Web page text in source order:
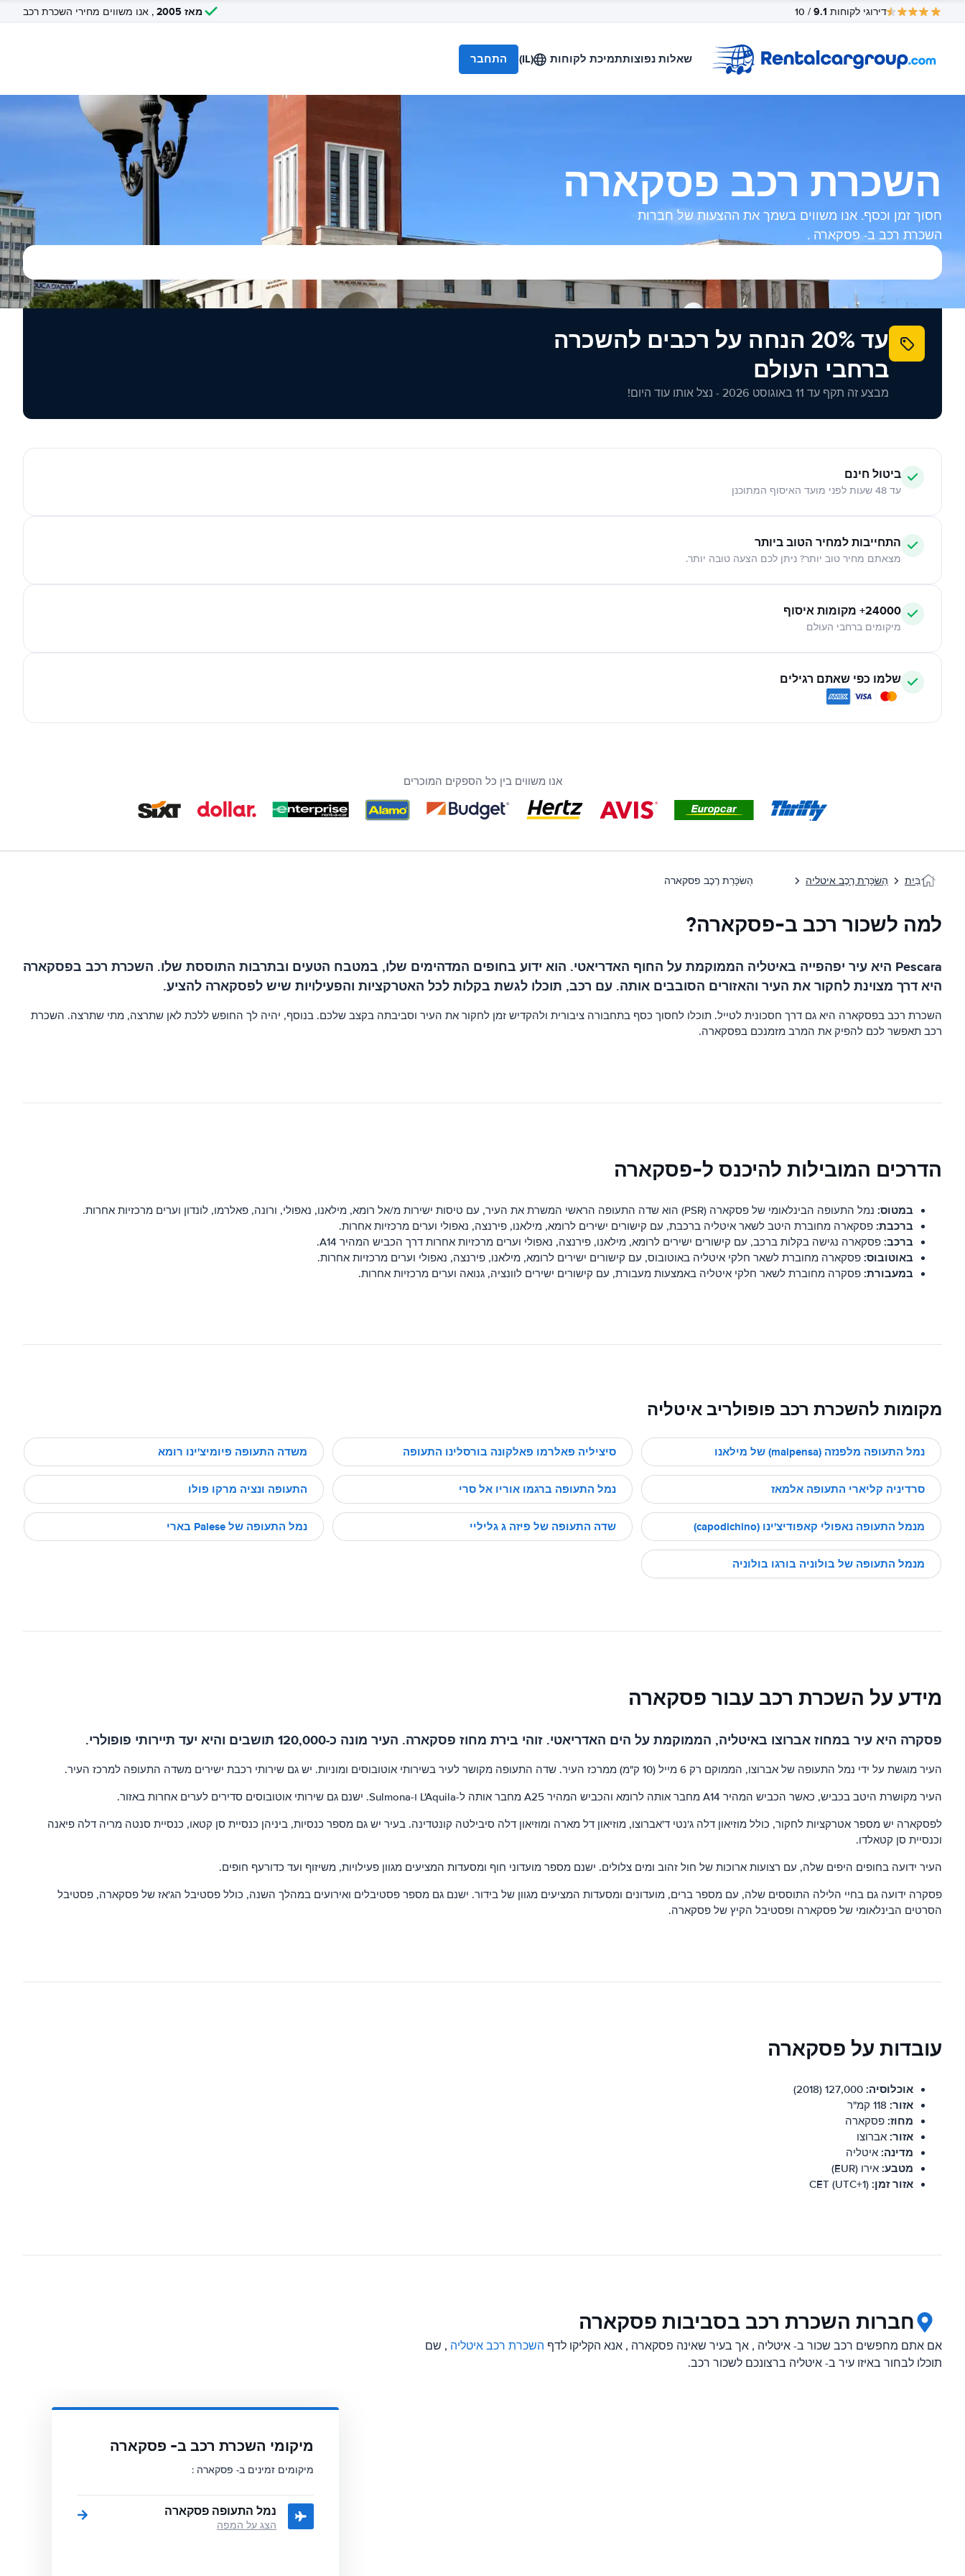
דירוגי לקוחות 9.1
/ 10 מאז 2005 , אנו משווים מחירי השכרת רכב
שאלות נפוצותתמיכת לקוחות (IL) התחבר
השכרת רכב פסקארה
חסוך זמן וכסף. אנו משווים בשמך את ההצעות של חברות
השכרת רכב ב- פסקארה .
עד 20% הנחה על רכבים להשכרה
ברחבי העולם
מבצע זה תקף עד 11 באוגוסט 2026 - נצל אותו עוד היום!
ביטול חינם
עד 48 שעות לפני מועד האיסוף המתוכנן
התחייבות למחיר הטוב ביותר
מצאתם מחיר טוב יותר? ניתן לכם הצעה טובה יותר.
24000+ מקומות איסוף
מיקומים ברחבי העולם
שלמו כפי שאתם רגילים
אנו משווים בין כל הספקים המוכרים
בַּיִת הַשׂכָּרַת רֶכֶב איטליה הַשׂכָּרַת רֶכֶב פסקארה
למה לשכור רכב ב-פסקארה?
Pescara היא עיר יפהפייה באיטליה הממוקמת על החוף האדריאטי. הוא ידוע בחופים המדהימים שלו, במטבח הטעים ובתרבות התוססת שלו. השכרת רכב בפסקארה
היא דרך מצוינת לחקור את העיר והאזורים הסובבים אותה. עם רכב, תוכלו לגשת בקלות לכל האטרקציות והפעילויות שיש לפסקארה להציע.
השכרת רכב בפסקארה היא גם דרך חסכונית לטייל. תוכלו לחסוך כסף בתחבורה ציבורית ולהקדיש זמן לחקור את העיר וסביבתה בקצב שלכם. בנוסף, יהיה לך החופש ללכת לאן שתרצה, מתי שתרצה. השכרת
רכב תאפשר לכם להפיק את המרב מזמנכם בפסקארה.
הדרכים המובילות להיכנס ל-פסקארה
במטוס: נמל התעופה הבינלאומי של פסקארה (PSR) הוא שדה התעופה הראשי המשרת את העיר, עם טיסות ישירות מ/אל רומא, מילאנו, נאפולי, ורונה, פאלרמו, לונדון וערים מרכזיות אחרות.
ברכבת: פסקארה מחוברת היטב לשאר איטליה ברכבת, עם קישורים ישירים לרומא, מילאנו, פירנצה, נאפולי וערים מרכזיות אחרות.
ברכב: פסקארה נגישה בקלות ברכב, עם קישורים ישירים לרומא, מילאנו, פירנצה, נאפולי וערים מרכזיות אחרות דרך הכביש המהיר A14.
באוטובוס: פסקארה מחוברת לשאר חלקי איטליה באוטובוס, עם קישורים ישירים לרומא, מילאנו, פירנצה, נאפולי וערים מרכזיות אחרות.
במעבורת: פסקרה מחוברת לשאר חלקי איטליה באמצעות מעבורת, עם קישורים ישירים לוונציה, גנואה וערים מרכזיות אחרות.
מקומות להשכרת רכב פופולריב איטליה
נמל התעופה מלפנזה (malpensa) של מילאנו סיציליה פאלרמו פאלקונה בורסלינו התעופה משדה התעופה פיומיצ'ינו רומא
סרדיניה קליארי התעופה אלמאז נמל התעופה ברגמו אוריו אל סרי התעופה ונציה מרקו פולו
מנמל התעופה נאפולי קאפודיצ'ינו (capodichino) שדה התעופה של פיזה ג גליליי נמל התעופה של Palese בארי
מנמל התעופה של בולוניה בורגו בולוניה
מידע על השכרת רכב עבור פסקארה
פסקרה היא עיר במחוז אברוצו באיטליה, הממוקמת על הים האדריאטי. זוהי בירת מחוז פסקארה. העיר מונה כ-120,000 תושבים והיא יעד תיירותי פופולרי.
העיר מוגשת על ידי נמל התעופה של אברוצו, הממוקם רק 6 מייל (10 ק"מ) ממרכז העיר. שדה התעופה מקושר לעיר בשירותי אוטובוסים ומוניות. יש גם שירותי רכבת ישירים משדה התעופה למרכז העיר.
העיר מקושרת היטב בכביש, כאשר הכביש המהיר A14 מחבר אותה לרומא והכביש המהיר A25 מחבר אותה ל-L'Aquila ו-Sulmona. ישנם גם שירותי אוטובוסים סדירים לערים אחרות באזור.
לפסקארה יש מספר אטרקציות לחקור, כולל מוזיאון דלה ג'נטי ד'אברוצו, מוזיאון דל מארה ומוזיאון דלה סיבילטה קונטדינה. בעיר יש גם מספר כנסיות, ביניהן כנסיית סן קטאו, כנסיית סנטה מריה דלה פיאנה
וכנסיית סן קטאלדו.
העיר ידועה בחופים היפים שלה, עם רצועות ארוכות של חול זהוב ומים צלולים. ישנם מספר מועדוני חוף ומסעדות המציעים מגוון פעילויות, משיזוף ועד כדורעף חופים.
פסקרה ידועה גם בחיי הלילה התוססים שלה, עם מספר ברים, מועדונים ומסעדות המציעים מגוון של בידור. ישנם גם מספר פסטיבלים ואירועים במהלך השנה, כולל פסטיבל הג'אז של פסקארה, פסטיבל
הסרטים הבינלאומי של פסקארה ופסטיבל הקיץ של פסקארה.
עובדות על פסקארה
אוכלוסיה:
אזור:
מחוז: פסקארה
אזור: אברוצו
מדינה: איטליה
מטבע: אירו (EUR)
אזור זמן:
חברות השכרת רכב בסביבות פסקארה
אם אתם מחפשים רכב שכור ב- איטליה , אך בעיר שאינה פסקארה , אנא הקליקו לדף השכרת רכב איטליה , שם
תוכלו לבחור באיזו עיר ב- איטליה ברצונכם לשכור רכב.
מיקומי השכרת רכב ב- פסקארה
מיקומים זמינים ב- פסקארה :
נמל התעופה פסקארה
הצג על המפה